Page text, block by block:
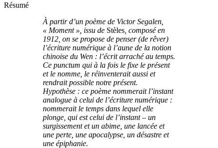
Résumé
À partir d’un poème de Victor Segalen,
« Moment », issu de Stèles , composé en
1912, on se propose de penser (de rêver)
l’écriture numérique à l’aune de la notion
chinoise du Wen : l’écrit arraché au temps.
Ce punctum qui à la fois le fixe le présent
et le nomme, le réinventerait aussi et
rendrait possible notre présent.
Hypothèse : ce poème nommerait l’instant
analogue à celui de l’écriture numérique :
nommerait le temps dans lequel elle
plonge, qui est celui de l’instant – un
surgissement et un abime, une lancée et
une perte, une apocalypse, un désastre et
une épiphanie.